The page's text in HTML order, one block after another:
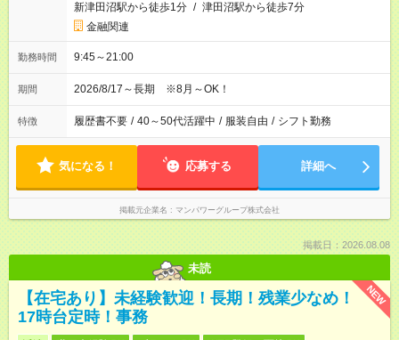
新津田沼駅から徒歩1分 / 津田沼駅から徒歩7分
金融関連
勤務時間 9:45～21:00
期間 2026/8/17～長期 ※8月～OK！
特徴 履歴書不要 / 40～50代活躍中 / 服装自由 / シフト勤務
気になる！ 応募する 詳細へ
掲載元企業名 マンパワーグループ株式会社
掲載日：2026.08.08
未読
NEW
【在宅あり】未経験歓迎！長期！残業少なめ！
17時台定時！事務